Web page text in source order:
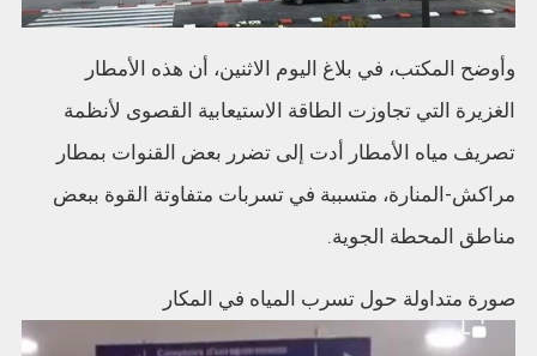
وأوضح المكتب، في بلاغ اليوم الاثنين، أن هذه الأمطار
الغزيرة التي تجاوزت الطاقة الاستيعابية القصوى لأنظمة
تصريف مياه الأمطار أدت إلى تضرر بعض القنوات بمطار
مراكش-المنارة، متسببة في تسربات متفاوتة القوة ببعض
مناطق المحطة الجوية.
صورة متداولة حول تسرب المياه في المكار